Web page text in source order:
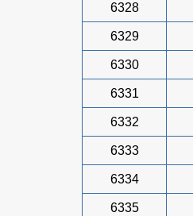
6328
6329
6330
6331
6332
6333
6334
6335